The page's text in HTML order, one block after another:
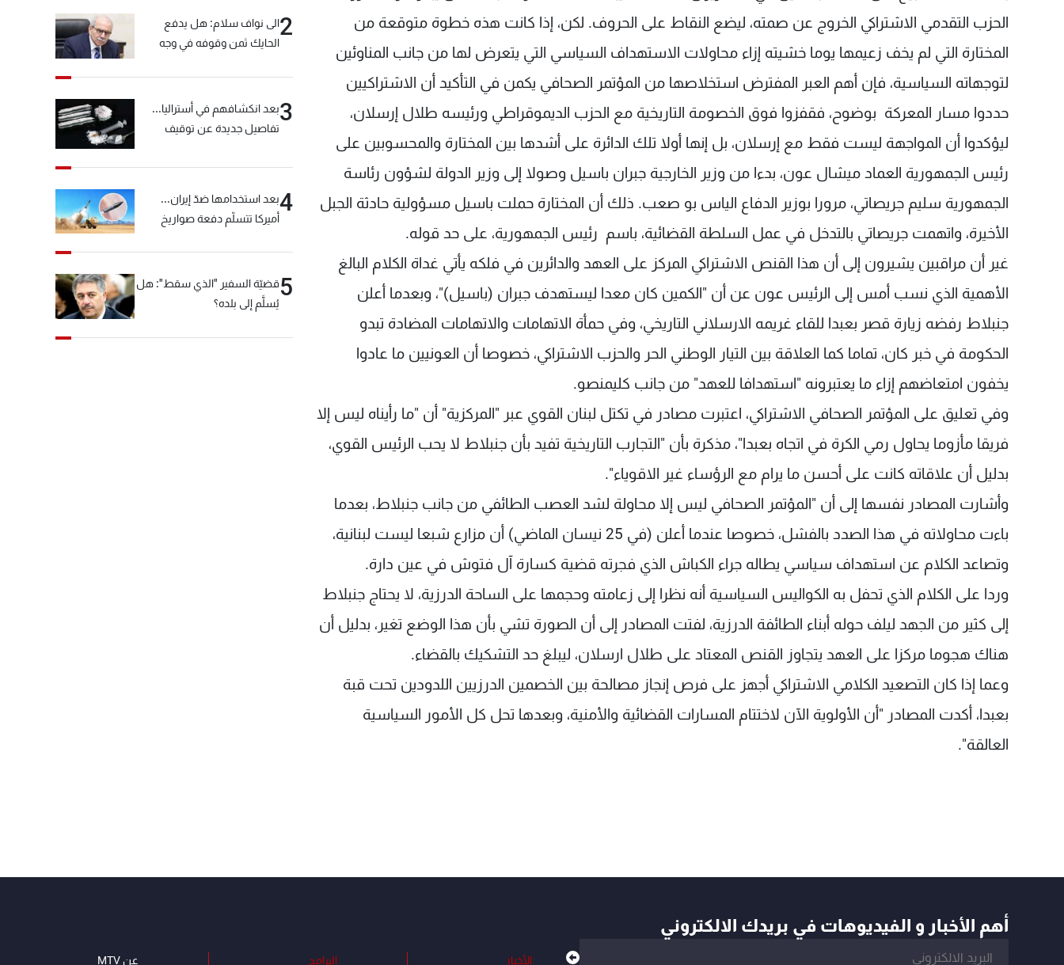
الحزب التقدمي الاشتراكي الخروج عن صمته، ليضع النقاط على الحروف. لكن، إذا كانت هذه خطوة متوقعة من
المختارة التي لم يخف زعيمها يوما خشيته إزاء محاولات الاستهداف السياسي التي يتعرض لها من جانب المناوئين
لتوجهاته السياسية، فإن أهم العبر المفترض استخلاصها من المؤتمر الصحافي يكمن في التأكيد أن الاشتراكيين
حددوا مسار المعركة بوضوح، فقفزوا فوق الخصومة التاريخية مع الحزب الديموقراطي ورئيسه طلال إرسلان،
ليؤكدوا أن المواجهة ليست فقط مع إرسلان، بل إنها أولا تلك الدائرة على أشدها بين المختارة والمحسوبين على
رئيس الجمهورية العماد ميشال عون، بدءا من وزير الخارجية جبران باسيل وصولا إلى وزير الدولة لشؤون رئاسة
الجمهورية سليم جريصاتي، مرورا بوزير الدفاع الياس بو صعب. ذلك أن المختارة حملت باسيل مسؤولية حادثة الجبل
الأخيرة، واتهمت جريصاتي بالتدخل في عمل السلطة القضائية، باسم رئيس الجمهورية، على حد قوله.
غير أن مراقبين يشيرون إلى أن هذا القنص الاشتراكي المركز على العهد والدائرين في فلكه يأتي غداة الكلام البالغ
الأهمية الذي نسب أمس إلى الرئيس عون عن أن "الكمين كان معدا ليستهدف جبران (باسيل)"، وبعدما أعلن
جنبلاط رفضه زيارة قصر بعبدا للقاء غريمه الارسلاني التاريخي، وفي حمأة الاتهامات والاتهامات المضادة تبدو
الحكومة في خبر كان، تماما كما العلاقة بين التيار الوطني الحر والحزب الاشتراكي، خصوصا أن العونيين ما عادوا
يخفون امتعاضهم إزاء ما يعتبرونه "استهدافا للعهد" من جانب كليمنصو.
وفي تعليق على المؤتمر الصحافي الاشتراكي، اعتبرت مصادر في تكتل لبنان القوي عبر "المركزية" أن "ما رأيناه ليس إلا
فريقا مأزوما يحاول رمي الكرة في اتجاه بعبدا"، مذكرة بأن "التجارب التاريخية تفيد بأن جنبلاط لا يحب الرئيس القوي،
بدليل أن علاقاته كانت على أحسن ما يرام مع الرؤساء غير الاقوياء".
وأشارت المصادر نفسها إلى أن "المؤتمر الصحافي ليس إلا محاولة لشد العصب الطائفي من جانب جنبلاط، بعدما
باءت محاولاته في هذا الصدد بالفشل، خصوصا عندما أعلن (في 25 نيسان الماضي) أن مزارع شبعا ليست لبنانية،
وتصاعد الكلام عن استهداف سياسي يطاله جراء الكباش الذي فجرته قضية كسارة آل فتوش في عين دارة.
وردا على الكلام الذي تحفل به الكواليس السياسية أنه نظرا إلى زعامته وحجمها على الساحة الدرزية، لا يحتاج جنبلاط
إلى كثير من الجهد ليلف حوله أبناء الطائفة الدرزية، لفتت المصادر إلى أن الصورة تشي بأن هذا الوضع تغير، بدليل أن
هناك هجوما مركزا على العهد يتجاوز القنص المعتاد على طلال ارسلان، ليبلغ حد التشكيك بالقضاء.
وعما إذا كان التصعيد الكلامي الاشتراكي أجهز على فرص إنجاز مصالحة بين الخصمين الدرزيين اللدودين تحت قبة
بعبدا، أكدت المصادر "أن الأولوية الآن لاختتام المسارات القضائية والأمنية، وبعدها تحل كل الأمور السياسية
العالقة".
2الى نواف سلام: هل يدفع
الحايك ثمن وقوفه في وجه
3بعد انكشافهم في أستراليا...
تفاصيل جديدة عن توقيف
4بعد استخدامها ضدّ إيران...
أميركا تتسلّم دفعة صواريخ
5قضيّة السفير "الذي سقط": هل
يُسلَّم إلى بلده؟
أهم الأخبار و الفيديوهات في بريدك الالكتروني
الأخبار البرامج عن MTV